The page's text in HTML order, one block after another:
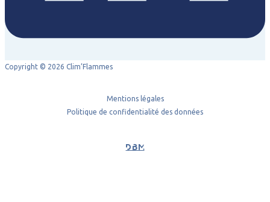
Copyright © 2026 Clim’Flammes
Mentions légales
Politique de confidentialité des données